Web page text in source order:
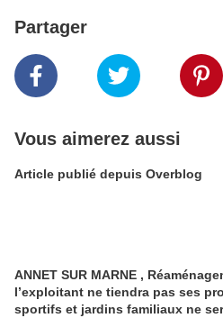
Partager
Vous aimerez aussi
Article publié depuis Overblog
ANNET SUR MARNE ,
l’exploitant ne tiendra pas ses
sportifs et jardins familiaux ne